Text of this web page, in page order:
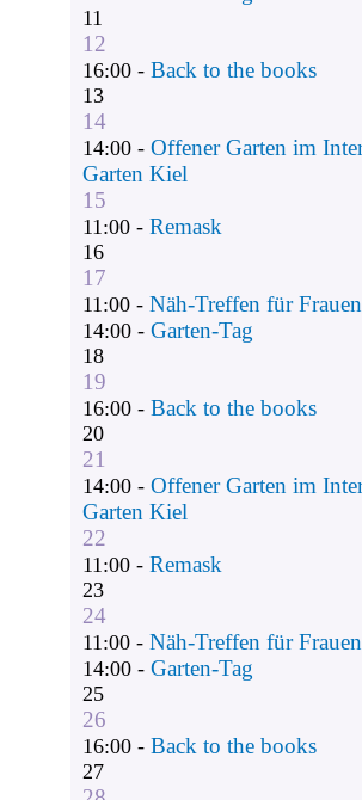
11
12
16:00 -Back to the books
13
14
14:00 -Offener Garten im
Garten Kiel
15
11:00 -Remask
16
17
11:00 -Näh-Treffen für Frauen
14:00 -Garten-Tag
18
19
16:00 -Back to the books
20
21
14:00 -Offener Garten im
Garten Kiel
22
11:00 -Remask
23
24
11:00 -Näh-Treffen für Frauen
14:00 -Garten-Tag
25
26
16:00 -Back to the books
27